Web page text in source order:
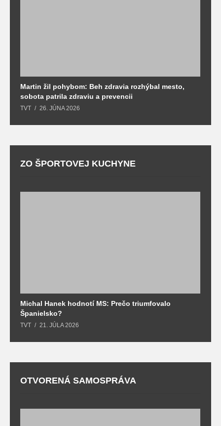
Martin žil pohybom: Beh zdravia rozhýbal mesto,
sobota patrila zdraviu a prevencii
TVT 26. JÚNA 2026
ZO ŠPORTOVEJ KUCHYNE
Michal Hanek hodnotí MS: Prečo triumfovalo
Španielsko?
TVT 21. JÚLA 2026
OTVORENÁ SAMOSPRÁVA